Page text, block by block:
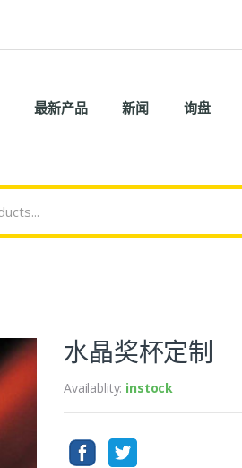
最新产品 新闻 询盘
水晶奖杯定制
Availablity: instock